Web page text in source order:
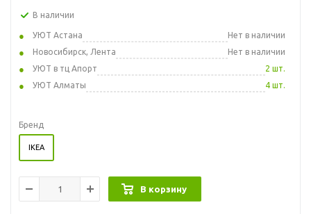
В наличии
УЮТ Астана
Нет в наличии
Новосибирск, Лента
Нет в наличии
УЮТ в тц Апорт
2 шт.
УЮТ Алматы
4 шт.
Бренд
IKEA
В корзину